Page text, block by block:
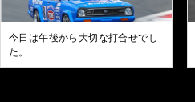
今日は午後から大切な打合せでし
た。